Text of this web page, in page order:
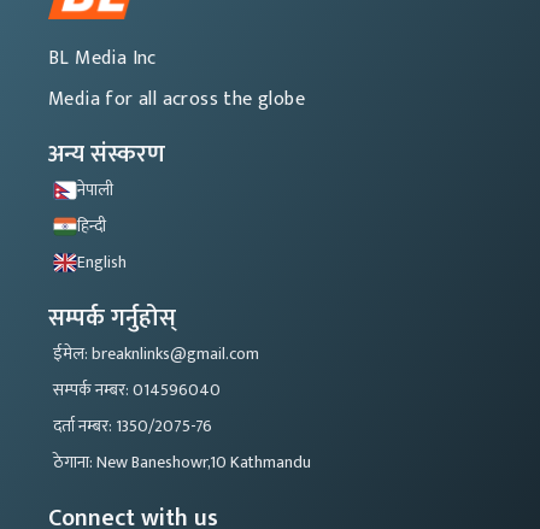
BL Media Inc
Media for all across the globe
अन्य संस्करण
नेपाली
हिन्दी
English
सम्पर्क गर्नुहोस्
ईमेल: breaknlinks@gmail.com
सम्पर्क नम्बर: 014596040
दर्ता नम्बर: 1350/2075-76
ठेगाना: New Baneshowr,10 Kathmandu
Connect with us